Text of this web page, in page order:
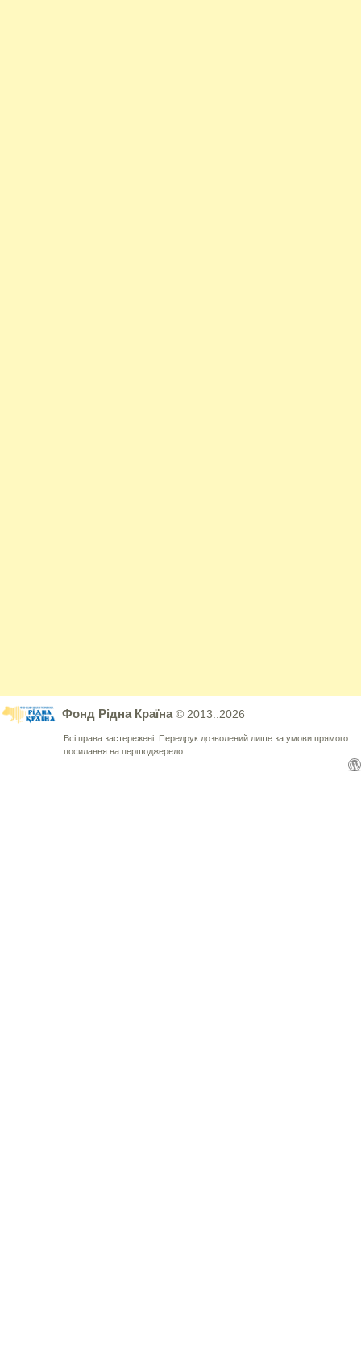
Фонд Рідна Країна© 2013..2026
Всі права застережені. Передрук дозволений лише за умови прямого
посилання на першоджерело.